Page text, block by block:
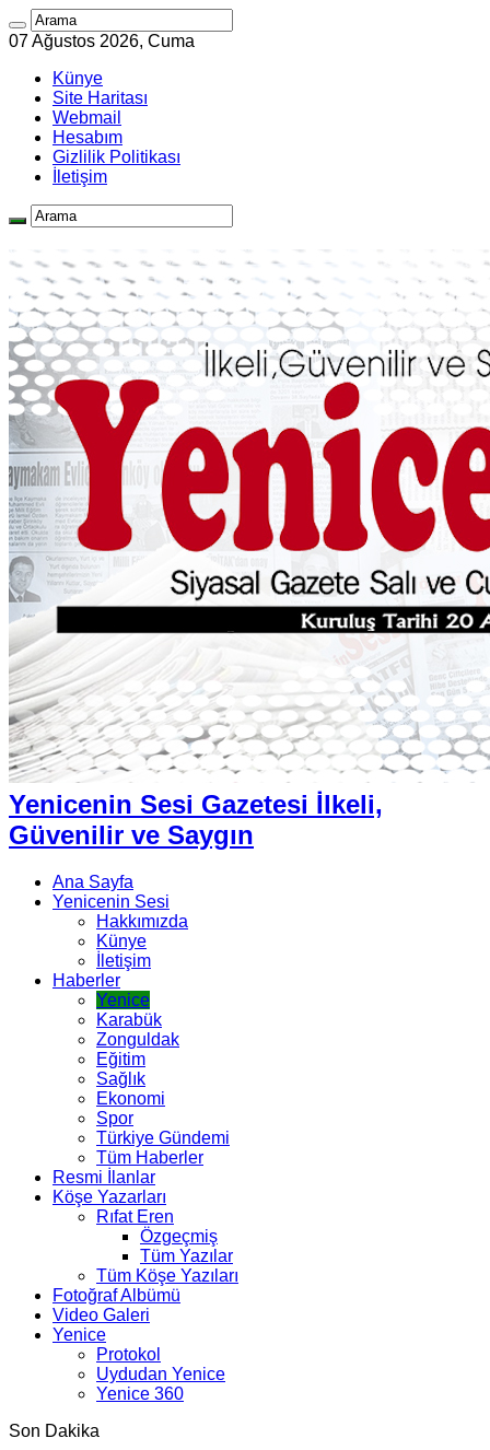
07 Ağustos 2026, Cuma
Künye
Site Haritası
Webmail
Hesabım
Gizlilik Politikası
İletişim
Yenicenin Sesi Gazetesi İlkeli,
Güvenilir ve Saygın
Ana Sayfa
Yenicenin Sesi
Hakkımızda
Künye
İletişim
Haberler
Yenice
Karabük
Zonguldak
Eğitim
Sağlık
Ekonomi
Spor
Türkiye Gündemi
Tüm Haberler
Resmi İlanlar
Köşe Yazarları
Rıfat Eren
Özgeçmiş
Tüm Yazılar
Tüm Köşe Yazıları
Fotoğraf Albümü
Video Galeri
Yenice
Protokol
Uydudan Yenice
Yenice 360
Son Dakika